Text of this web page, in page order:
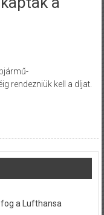
rendezniük kell a díjat.
a Lufthansa